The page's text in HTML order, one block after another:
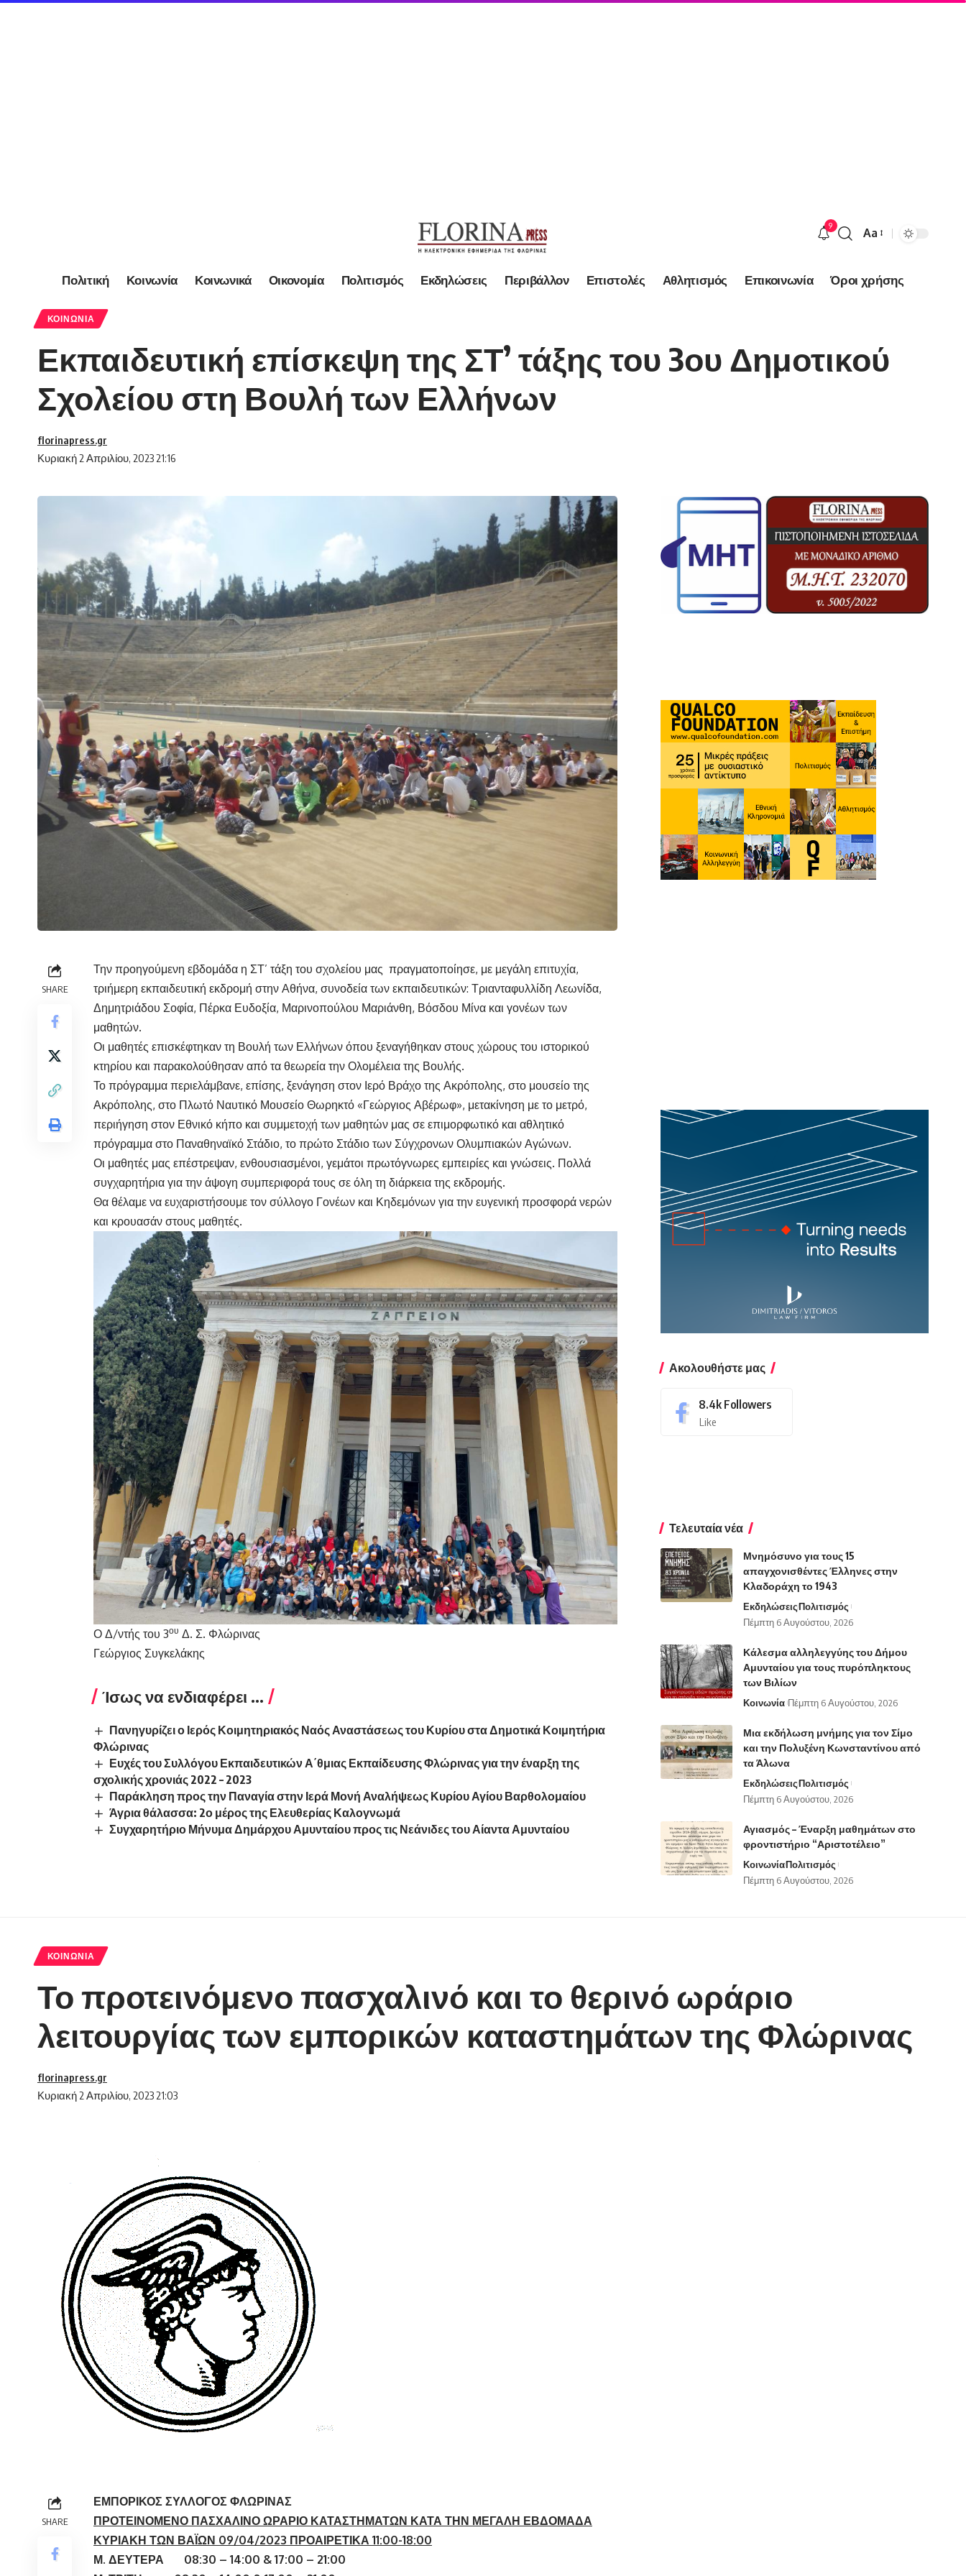
9
Font
Aa
Πολιτική Κοινωνία Κοινωνικά Οικονομία Πολιτισμός Εκδηλώσεις Περιβάλλον Επιστολές Αθλητισμός Επικοινωνία Όροι χρήσης
ΚΟΙΝΩΝΊΑ
Εκπαιδευτική επίσκεψη της ΣΤ’ τάξης του 3ου Δημοτικού
Σχολείου στη Βουλή των Ελλήνων
Κυριακή 2 Απριλίου, 2023 21:16
florinapress.gr
SHARE
Την προηγούμενη εβδομάδα η ΣΤ’ τάξη του σχολείου μας πραγματοποίησε, με μεγάλη επιτυχία,
τριήμερη εκπαιδευτική εκδρομή στην Αθήνα, συνοδεία των εκπαιδευτικών: Τριανταφυλλίδη Λεωνίδα,
Δημητριάδου Σοφία, Πέρκα Ευδοξία, Μαρινοπούλου Μαριάνθη, Βόσδου Μίνα και γονέων των
μαθητών.
Οι μαθητές επισκέφτηκαν τη Βουλή των Ελλήνων όπου ξεναγήθηκαν στους χώρους του ιστορικού
κτηρίου και παρακολούθησαν από τα θεωρεία την Ολομέλεια της Βουλής.
Το πρόγραμμα περιελάμβανε, επίσης, ξενάγηση στον Ιερό Βράχο της Ακρόπολης, στο μουσείο της
Ακρόπολης, στο Πλωτό Ναυτικό Μουσείο Θωρηκτό «Γεώργιος Αβέρωφ», μετακίνηση με το μετρό,
περιήγηση στον Εθνικό κήπο και συμμετοχή των μαθητών μας σε επιμορφωτικό και αθλητικό
πρόγραμμα στο Παναθηναϊκό Στάδιο, το πρώτο Στάδιο των Σύγχρονων Ολυμπιακών Αγώνων.
Οι μαθητές μας επέστρεψαν, ενθουσιασμένοι, γεμάτοι πρωτόγνωρες εμπειρίες και γνώσεις. Πολλά
συγχαρητήρια για την άψογη συμπεριφορά τους σε όλη τη διάρκεια της εκδρομής.
Θα θέλαμε να ευχαριστήσουμε τον σύλλογο Γονέων και Κηδεμόνων για την ευγενική προσφορά νερών
και κρουασάν στους μαθητές.
Ο Δ/ντής του 3ου Δ. Σ. Φλώρινας
Γεώργιος Συγκελάκης
Ίσως να ενδιαφέρει ...
Πανηγυρίζει ο Ιερός Κοιμητηριακός Ναός Αναστάσεως του Κυρίου στα Δημοτικά Κοιμητήρια
Φλώρινας
Ευχές του Συλλόγου Εκπαιδευτικών Α΄θμιας Εκπαίδευσης Φλώρινας για την έναρξη της
σχολικής χρονιάς 2022 – 2023
Παράκληση προς την Παναγία στην Ιερά Μονή Αναλήψεως Κυρίου Αγίου Βαρθολομαίου
Άγρια θάλασσα: 2ο μέρος της Ελευθερίας Καλογνωμά
Συγχαρητήριο Μήνυμα Δημάρχου Αμυνταίου προς τις Νεάνιδες του Αίαντα Αμυνταίου
Ακολουθήστε μας
8.4k Followers
Like
Τελευταία νέα
Μνημόσυνο για τους 15
απαγχονισθέντες Έλληνες στην
Κλαδοράχη το 1943
ΕκδηλώσειςΠολιτισμός
Πέμπτη 6 Αυγούστου, 2026
Κάλεσμα αλληλεγγύης του Δήμου
Αμυνταίου για τους πυρόπληκτους
των Βιλίων
Κοινωνία Πέμπτη 6 Αυγούστου, 2026
Μια εκδήλωση μνήμης για τον Σίμο
και την Πολυξένη Κωνσταντίνου από
τα Άλωνα
ΕκδηλώσειςΠολιτισμός
Πέμπτη 6 Αυγούστου, 2026
Αγιασμός – Έναρξη μαθημάτων στο
φροντιστήριο “Αριστοτέλειο”
ΚοινωνίαΠολιτισμός
Πέμπτη 6 Αυγούστου, 2026
ΚΟΙΝΩΝΊΑ
Το προτεινόμενο πασχαλινό και το θερινό ωράριο
λειτουργίας των εμπορικών καταστημάτων της Φλώρινας
Κυριακή 2 Απριλίου, 2023 21:03
florinapress.gr
SHARE
ΕΜΠΟΡΙΚΟΣ ΣΥΛΛΟΓΟΣ ΦΛΩΡΙΝΑΣ
ΠΡΟΤΕΙΝΟΜΕΝΟ ΠΑΣΧΑΛΙΝΟ ΩΡΑΡΙΟ ΚΑΤΑΣΤΗΜΑΤΩΝ ΚΑΤΑ ΤΗΝ ΜΕΓΑΛΗ ΕΒΔΟΜΑΔΑ
ΚΥΡΙΑΚΗ ΤΩΝ ΒΑΪΩΝ 09/04/2023 ΠΡΟΑΙΡΕΤΙΚΑ 11:00-18:00
Μ. ΔΕΥΤΕΡΑ 08:30 – 14:00 & 17:00 – 21:00